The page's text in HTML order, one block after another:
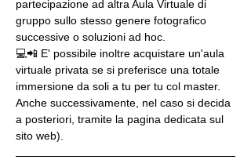
partecipazione ad altra Aula Virtuale di
gruppo sullo stesso genere fotografico
successive o soluzioni ad hoc.
💻📲 E' possibile inoltre acquistare un'aula
virtuale privata se si preferisce una totale
immersione da soli a tu per tu col master.
Anche successivamente, nel caso si decida
a posteriori, tramite la pagina dedicata sul
sito web).